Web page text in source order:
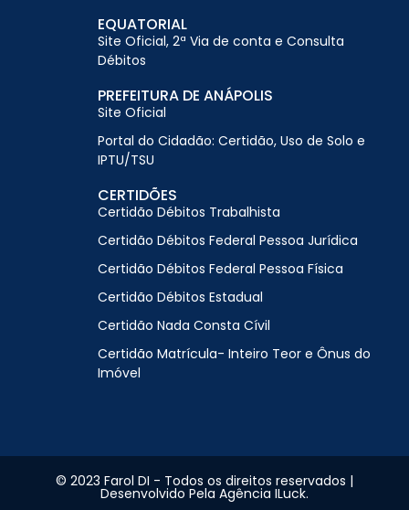
EQUATORIAL
Site Oficial, 2ª Via de conta e Consulta
Débitos
PREFEITURA DE ANÁPOLIS
Site Oficial
Portal do Cidadão: Certidão, Uso de Solo e
IPTU/TSU
CERTIDÕES
Certidão Débitos Trabalhista
Certidão Débitos Federal Pessoa Jurídica
Certidão Débitos Federal Pessoa Física
Certidão Débitos Estadual
Certidão Nada Consta Cívil
Certidão Matrícula- Inteiro Teor e Ônus do
Imóvel
© 2023 Farol DI - Todos os direitos reservados |
Desenvolvido Pela Agência ILuck.